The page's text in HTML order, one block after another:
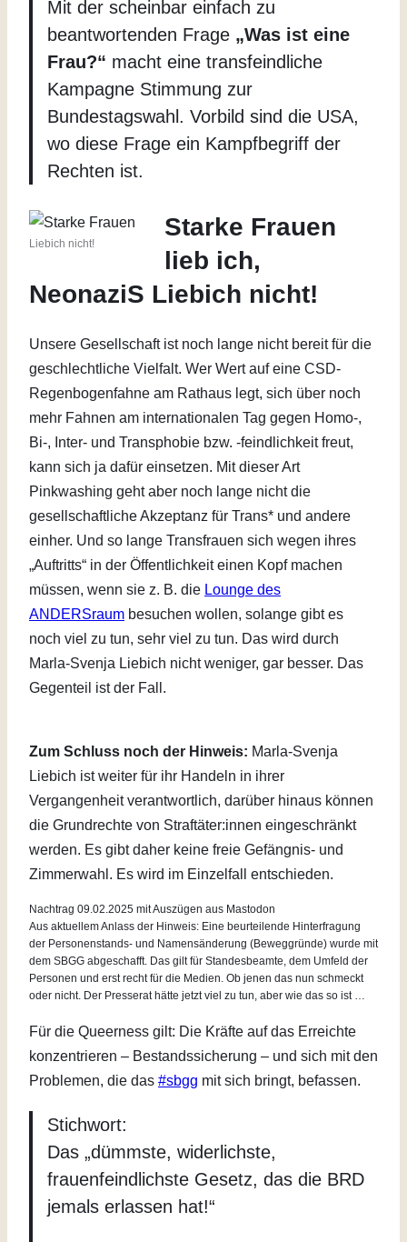
Mit der scheinbar einfach zu
beantwortenden Frage „Was ist eine
Frau?“ macht eine transfeindliche
Kampagne Stimmung zur
Bundestagswahl. Vorbild sind die USA,
wo diese Frage ein Kampfbegriff der
Rechten ist.
Liebich nicht!
Starke Frauen
lieb ich,
NeonaziS Liebich nicht!
Unsere Gesellschaft ist noch lange nicht bereit für die
geschlechtliche Vielfalt. Wer Wert auf eine CSD-
Regenbogenfahne am Rathaus legt, sich über noch
mehr Fahnen am internationalen Tag gegen Homo-,
Bi-, Inter- und Transphobie bzw. -feindlichkeit freut,
kann sich ja dafür einsetzen. Mit dieser Art
Pinkwashing geht aber noch lange nicht die
gesellschaftliche Akzeptanz für Trans* und andere
einher. Und so lange Transfrauen sich wegen ihres
„Auftritts“ in der Öffentlichkeit einen Kopf machen
müssen, wenn sie z. B. die Lounge des
ANDERSraum besuchen wollen, solange gibt es
noch viel zu tun, sehr viel zu tun. Das wird durch
Marla-Svenja Liebich nicht weniger, gar besser. Das
Gegenteil ist der Fall.
Zum Schluss noch der Hinweis: Marla-Svenja
Liebich ist weiter für ihr Handeln in ihrer
Vergangenheit verantwortlich, darüber hinaus können
die Grundrechte von Straftäter:innen eingeschränkt
werden. Es gibt daher keine freie Gefängnis- und
Zimmerwahl. Es wird im Einzelfall entschieden.
Nachtrag 09.02.2025 mit Auszügen aus Mastodon
Aus aktuellem Anlass der Hinweis: Eine beurteilende Hinterfragung
der Personenstands- und Namensänderung (Beweggründe) wurde mit
dem SBGG abgeschafft. Das gilt für Standesbeamte, dem Umfeld der
Personen und erst recht für die Medien. Ob jenen das nun schmeckt
oder nicht. Der Presserat hätte jetzt viel zu tun, aber wie das so ist …
Für die Queerness gilt: Die Kräfte auf das Erreichte
konzentrieren – Bestandssicherung – und sich mit den
Problemen, die das #sbgg mit sich bringt, befassen.
Stichwort:
Das „dümmste, widerlichste,
frauenfeindlichste Gesetz, das die BRD
jemals erlassen hat!“